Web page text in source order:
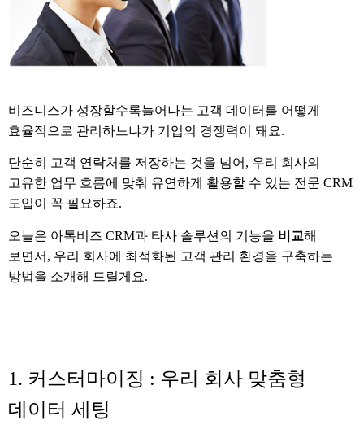
비즈니스가 성장할수록늘어나는 고객 데이터를 어떻게
효율적으로 관리하느냐가 기업의 경쟁력이 돼요.
단순히 고객 연락처를 저장하는 것을 넘어 , 우리 회사의
고유한 업무 흐름에 맞춰 유연하게 활용할 수 있는 전문 CRM
도입이 꼭 필요하죠.
오늘은 아톡비즈 CRM과 타사 솔루션의 기능을 비교해
보면서 , 우리 회사에 최적화된 고객 관리 환경을 구축하는
방법을 소개해 드릴게요.
1. 커스터마이징 : 우리 회사 맞춤형
데이터 세팅